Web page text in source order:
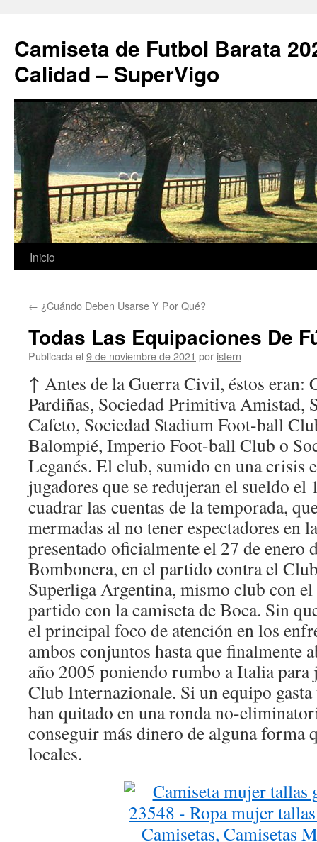
Camiseta de Futbol Barata
Calidad – SuperVigo
Saltar
contenido
Inicio
← ¿Cuándo Deben Usarse Y Por Qué?
Todas Las Equipaciones De
Publicada el 9 de noviembre de 2021 por istern
↑ Antes de la Guerra Civil, éstos eran:
Pardiñas, Sociedad Primitiva Amistad,
Cafeto, Sociedad Stadium Foot-ball
Balompié, Imperio Foot-ball Club o
Leganés. El club, sumido en una crisis
jugadores que se redujeran el sueldo el
cuadrar las cuentas de la temporada,
mermadas al no tener espectadores en
presentado oficialmente el 27 de enero
Bombonera, en el partido contra el
Superliga Argentina, mismo club con
partido con la camiseta de Boca. Sin
el principal foco de atención en los
ambos conjuntos hasta que finalmente
año 2005 poniendo rumbo a Italia para
Club Internazionale. Si un equipo
han quitado en una ronda no-
conseguir más dinero de alguna forma
locales.